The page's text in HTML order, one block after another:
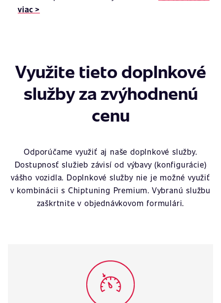
viac >
Využite tieto doplnkové
služby za zvýhodnenú
cenu
Odporúčame využiť aj naše doplnkové služby.
Dostupnosť služieb závisí od výbavy (konfigurácie)
vášho vozidla. Doplnkové služby nie je možné využiť
v kombinácii s Chiptuning Premium. Vybranú službu
zaškrtnite v objednávkovom formulári.